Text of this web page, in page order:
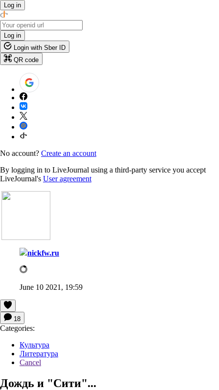
Log in
Log in
Login with Sber ID
QR code
No account? Create an account
By logging in to LiveJournal using a third-party service you accept
LiveJournal's User agreement
nickfw.ru
June 10 2021, 19:59
18
Categories:
Культура
Литература
Cancel
Дождь и "Сити"...